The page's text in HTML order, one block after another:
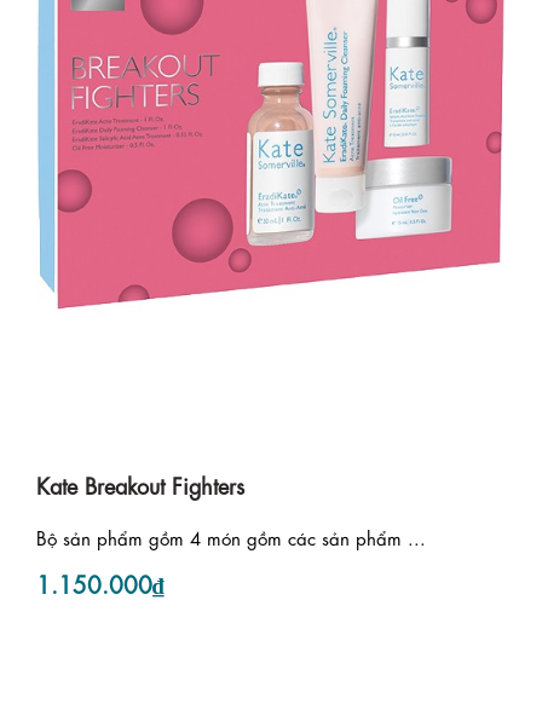
Kate Breakout Fighters
Bộ sản phẩm gồm 4 món gồm các sản phẩm ...
1.150.000₫